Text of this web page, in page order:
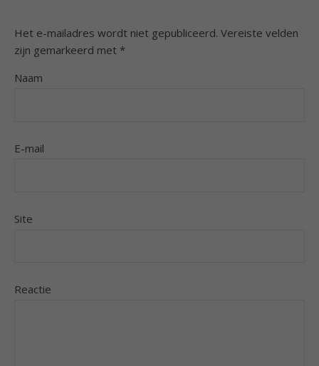
Het e-mailadres wordt niet gepubliceerd. Vereiste velden
zijn gemarkeerd met *
Naam
E-mail
Site
Reactie